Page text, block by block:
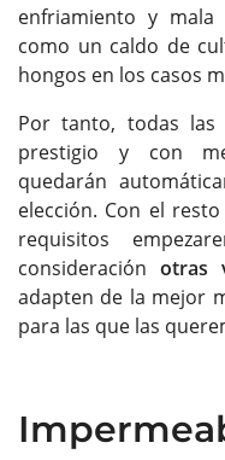
enfriamiento y
como un caldo de
hongos en los casos
Por tanto, todas
prestigio y con
quedarán
elección. Con el
requisitos
consideración otras
adapten de la mejor
para las que las